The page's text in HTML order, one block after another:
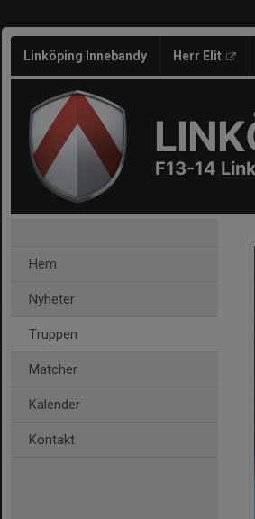
Linköping Innebandy Herr Elit
F13-14
Hem
Nyheter
Truppen
Matcher
Kalender
Kontakt